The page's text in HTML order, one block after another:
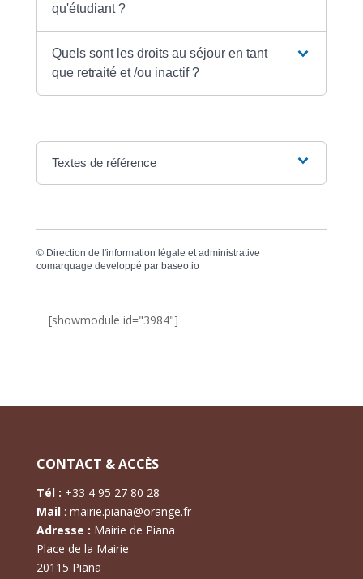
qu'étudiant ?
Quels sont les droits au séjour en tant
que retraité et /ou inactif ?
Textes de référence
© Direction de l'information légale et administrative
comarquage developpé par baseo.io
[showmodule id="3984"]
CONTACT & ACCÈS
Tél : +33 4 95 27 80 28
Mail: mairie.piana@orange.fr
Adresse : Mairie de Piana
Place de la Mairie
20115 Piana